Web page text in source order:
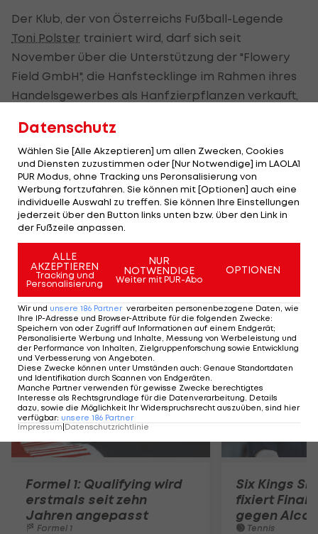
Der Klub, der von Österreichs Fußball-Legende
Toni Polster trainiert wird, darf sich seit
November über die Unterstützung der "Flowery
Field GmbH", die Hanfstecklinge im Rahmen ihres
Handelsgewerbes als Hanfzierpflanzen verkauft,
Die Viktoria ist aktuell auf Rang elf der Wiener
Stadtliga (4. Leistungsstufe) zu finden.
Präsident ist "Alkbottle"-Sänger Roman Gregory.
Indes istToni Polster
allerdings nicht als Stöger-Nachfolger beim FC,
sondern bei Regionalligist Viktoria (!) Köln.
Mehr zum Thema
Formel 1: Qualifying wird
erstmals seit zehn
Jahren angepasst
Formel 1
Six Kings
fixiert Final-
gegen
Tennis
Datenschutz
Wählen Sie [Alle Akzeptieren] um allen Zwecken, Cookies
und Diensten zuzustimmen oder [Nur Notwendige] im LAOLA1
PUR Modus, ohne Tracking uns Peronsalisierung von
Werbung fortzufahren. Sie können mit [Optionen] auch eine
individuelle Auswahl zu treffen. Sie können Ihre Einstellungen
jederzeit über den Button links unten bzw. über den Link in
der Fußzeile anpassen.
ALLE
AKZEPTIEREN
Tracking und
Personalisierung
NUR
NOTWENDIGE
Weiter mit PUR-Abo
OPTIONEN
Wir und unsere 186 Partner verarbeiten personenbezogene Daten, wie
Ihre IP-Adresse und Browser-Attribute für die folgenden Zwecke:
Speichern von oder Zugriff auf Informationen auf einem Endgerät;
Personalisierte Werbung und Inhalte, Messung von Werbeleistung und
der Performance von Inhalten, Zielgruppenforschung sowie Entwicklung
und Verbesserung von Angeboten
Diese Zwecke können unter Umständen auch: Genaue Standortdaten
und Identifikation durch Scannen von Endgeräten
Manche Partner verwenden für gewisse Zwecke berechtigtes
Interesse als Rechtsgrundlage für die Datenverarbeitung. Details
dazu, sowie die Möglichkeit Ihr Widerspruchsrecht auszuüben, sind hier
verfügbar: unsere 186 Partner
Impressum|Datenschutzrichtlinie